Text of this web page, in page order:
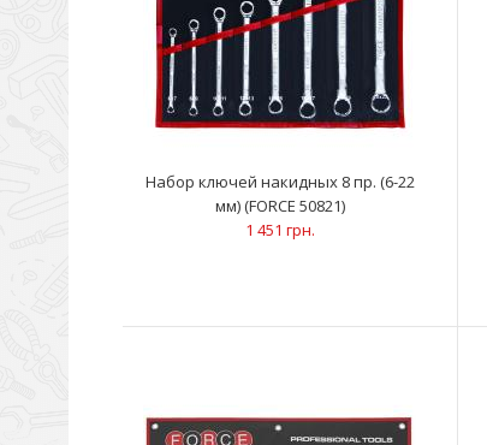
Набор ключей накидных 8 пр. (6-22
мм) (FORCE 50821)
1 451 грн.